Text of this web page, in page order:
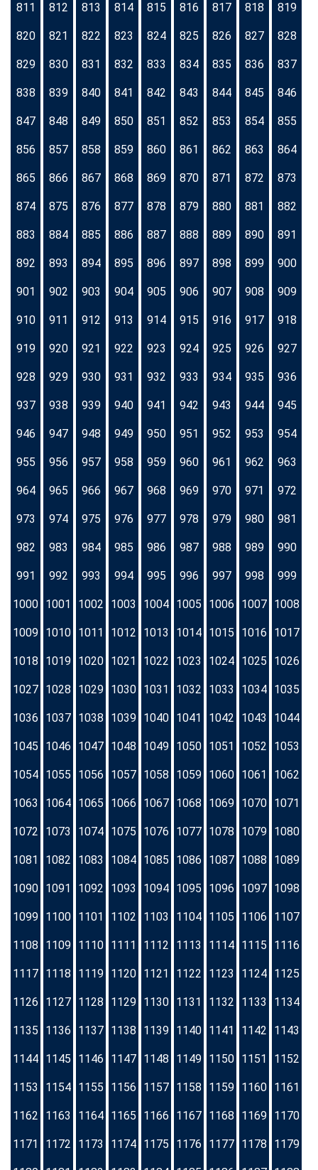
811 812 813 814 815 816 817 818 819
820 821 822 823 824 825 826 827 828
829 830 831 832 833 834 835 836 837
838 839 840 841 842 843 844 845 846
847 848 849 850 851 852 853 854 855
856 857 858 859 860 861 862 863 864
865 866 867 868 869 870 871 872 873
874 875 876 877 878 879 880 881 882
883 884 885 886 887 888 889 890 891
892 893 894 895 896 897 898 899 900
901 902 903 904 905 906 907 908 909
910 911 912 913 914 915 916 917 918
919 920 921 922 923 924 925 926 927
928 929 930 931 932 933 934 935 936
937 938 939 940 941 942 943 944 945
946 947 948 949 950 951 952 953 954
955 956 957 958 959 960 961 962 963
964 965 966 967 968 969 970 971 972
973 974 975 976 977 978 979 980 981
982 983 984 985 986 987 988 989 990
991 992 993 994 995 996 997 998 999
1000 1001 1002 1003 1004 1005 1006 1007 1008
1009 1010 1011 1012 1013 1014 1015 1016 1017
1018 1019 1020 1021 1022 1023 1024 1025 1026
1027 1028 1029 1030 1031 1032 1033 1034 1035
1036 1037 1038 1039 1040 1041 1042 1043 1044
1045 1046 1047 1048 1049 1050 1051 1052 1053
1054 1055 1056 1057 1058 1059 1060 1061 1062
1063 1064 1065 1066 1067 1068 1069 1070 1071
1072 1073 1074 1075 1076 1077 1078 1079 1080
1081 1082 1083 1084 1085 1086 1087 1088 1089
1090 1091 1092 1093 1094 1095 1096 1097 1098
1099 1100 1101 1102 1103 1104 1105 1106 1107
1108 1109 1110 1111 1112 1113 1114 1115 1116
1117 1118 1119 1120 1121 1122 1123 1124 1125
1126 1127 1128 1129 1130 1131 1132 1133 1134
1135 1136 1137 1138 1139 1140 1141 1142 1143
1144 1145 1146 1147 1148 1149 1150 1151 1152
1153 1154 1155 1156 1157 1158 1159 1160 1161
1162 1163 1164 1165 1166 1167 1168 1169 1170
1171 1172 1173 1174 1175 1176 1177 1178 1179